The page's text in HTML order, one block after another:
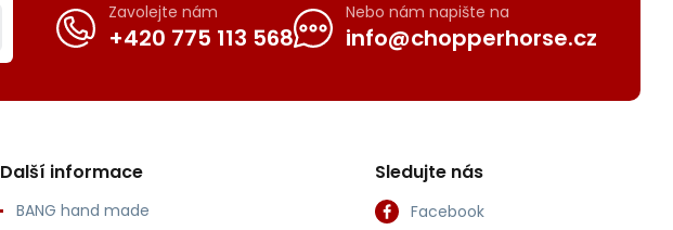
Zavolejte nám
+420 775 113 568
Nebo nám napište na
info@chopperhorse.cz
Další informace
BANG hand made
Sledujte nás
Facebook